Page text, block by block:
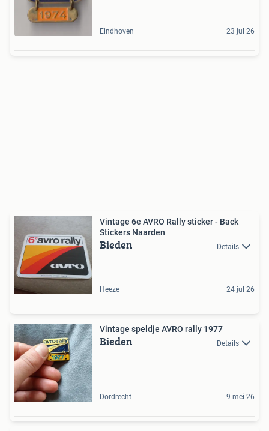
Eindhoven 23 jul 26
Vintage 6e AVRO Rally sticker - Back
Stickers Naarden
Bieden Details
Heeze 24 jul 26
Vintage speldje AVRO rally 1977
Bieden Details
Dordrecht 9 mei 26